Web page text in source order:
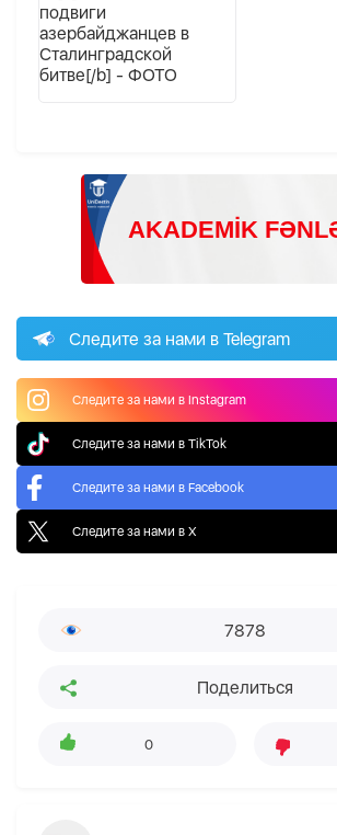
Следите за нами в Telegram
Следите за нами в Instagram
Следите за нами в TikTok
Следите за нами в Facebook
Следите за нами в X
7878
Поделиться
0